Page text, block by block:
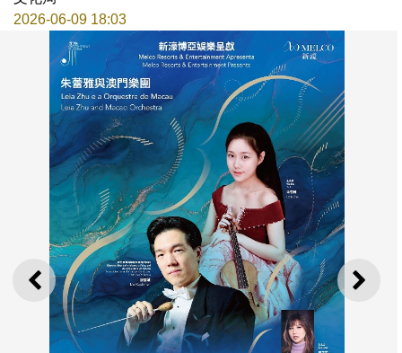
2026-06-09 18:03
上一則 下一
小提琴家朱蕾雅